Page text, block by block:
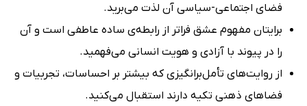
فضای اجتماعی-سیاسی آن لذت می‌برید.
برایتان مفهوم عشق فراتر از رابطه‌ی ساده عاطفی است و آن
را در پیوند با آزادی و هویت انسانی می‌فهمید.
از روایت‌های تأمل‌برانگیزی که بیشتر بر احساسات، تجربیات و
فضاهای ذهنی تکیه دارند استقبال می‌کنید.